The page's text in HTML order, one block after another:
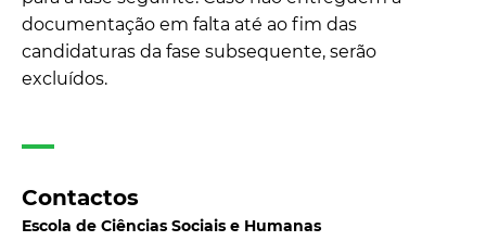
documentação em falta até ao fim das
candidaturas da fase subsequente, serão
excluídos.
Contactos
Escola de Ciências Sociais e Humanas